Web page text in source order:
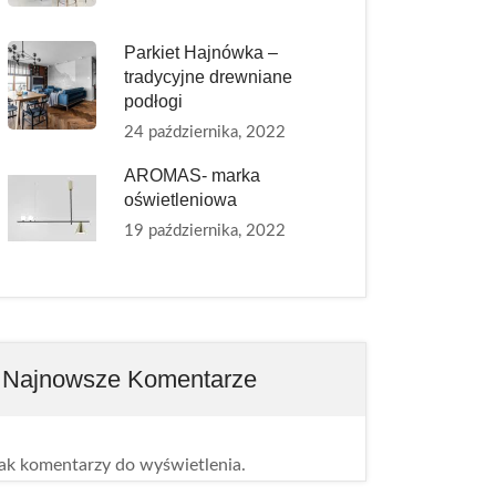
Parkiet Hajnówka –
tradycyjne drewniane
podłogi
24 października, 2022
AROMAS- marka
oświetleniowa
19 października, 2022
Najnowsze Komentarze
komentarzy do wyświetlenia.